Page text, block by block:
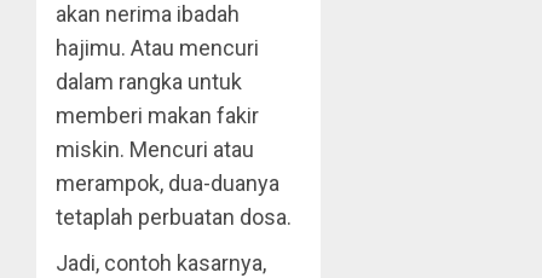
akan nerima ibadah
hajimu. Atau mencuri
dalam rangka untuk
memberi makan fakir
miskin. Mencuri atau
merampok, dua-duanya
tetaplah perbuatan dosa.
Jadi, contoh kasarnya,